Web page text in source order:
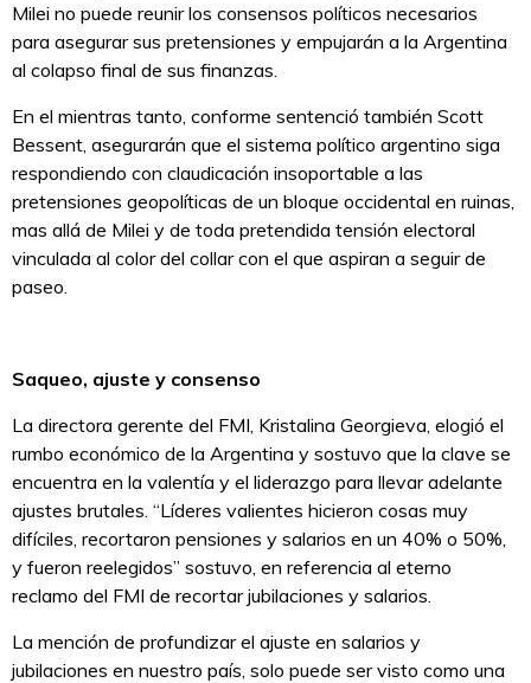
Milei no puede reunir los consensos políticos necesarios
para asegurar sus pretensiones y empujarán a la Argentina
al colapso final de sus finanzas.
En el mientras tanto, conforme sentenció también Scott
Bessent, asegurarán que el sistema político argentino siga
respondiendo con claudicación insoportable a las
pretensiones geopolíticas de un bloque occidental en ruinas,
mas allá de Milei y de toda pretendida tensión electoral
vinculada al color del collar con el que aspiran a seguir de
paseo.
Saqueo, ajuste y consenso
La directora gerente del FMI, Kristalina Georgieva, elogió el
rumbo económico de la Argentina y sostuvo que la clave se
encuentra en la valentía y el liderazgo para llevar adelante
ajustes brutales. “Líderes valientes hicieron cosas muy
difíciles, recortaron pensiones y salarios en un 40% o 50%,
y fueron reelegidos” sostuvo, en referencia al eterno
reclamo del FMI de recortar jubilaciones y salarios.
La mención de profundizar el ajuste en salarios y
jubilaciones en nuestro país, solo puede ser visto como una